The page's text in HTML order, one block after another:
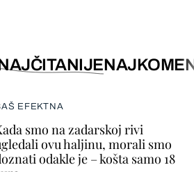
EFEKTNA
smo na zadarskoj rivi
ovu haljinu, morali smo
odakle je – košta samo 18